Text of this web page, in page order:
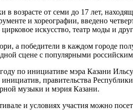
в возрасте от семи до 17 лет,
и хореографии, введено
искусство, театр моды и
а победители в каждом городе
сцене с популярными
по инициативе мэра Казани
правительства
музыки и мэрия Казани.
и условиях участия можно